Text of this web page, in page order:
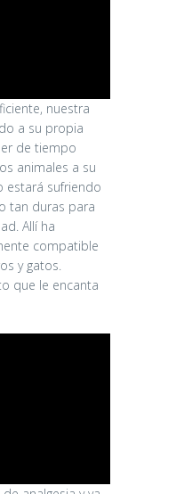
nuestra
a su propia
de tiempo
animales a su
estará sufriendo
tan duras para
Allí ha
compatible
y gatos.
que le encanta